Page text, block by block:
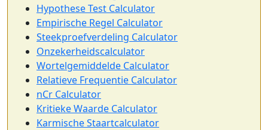
Hypothese Test Calculator
Empirische Regel Calculator
Steekproefverdeling Calculator
Onzekerheidscalculator
Wortelgemiddelde Calculator
Relatieve Frequentie Calculator
nCr Calculator
Kritieke Waarde Calculator
Karmische Staartcalculator